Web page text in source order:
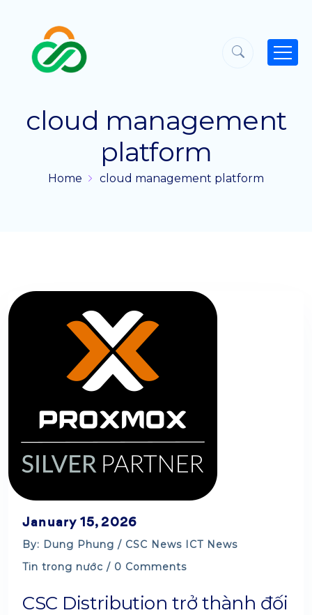
cloud management
platform
Home cloud management platform
January 15, 2026
By: Dung Phung / CSC News ICT News
Tin trong nước / 0 Comments
CSC Distribution trở thành đối